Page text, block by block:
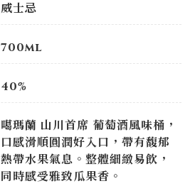
威士忌
700ml
40%
噶瑪蘭 山川首席 葡萄酒風味桶，
口感滑順圓潤好入口，帶有馥郁
熱帶水果氣息。整體細緻易飲，
同時感受雅致瓜果香。